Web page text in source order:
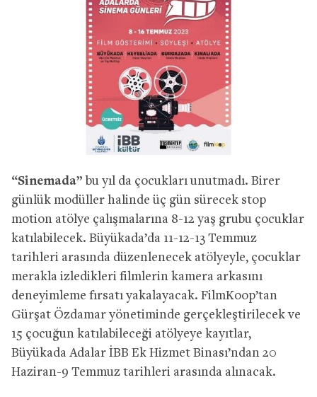
“Sinemada” bu yıl da çocukları unutmadı. Birer
günlük modüller halinde üç gün sürecek stop
motion atölye çalışmalarına 8-12 yaş grubu çocuklar
katılabilecek. Büyükada’da 11-12-13 Temmuz
tarihleri arasında düzenlenecek atölyeyle, çocuklar
merakla izledikleri filmlerin kamera arkasını
deneyimleme fırsatı yakalayacak. FilmKoop’tan
Gürşat Özdamar yönetiminde gerçekleştirilecek ve
15 çocuğun katılabileceği atölyeye kayıtlar,
Büyükada Adalar İBB Ek Hizmet Binası’ndan 20
Haziran-9 Temmuz tarihleri arasında alınacak.